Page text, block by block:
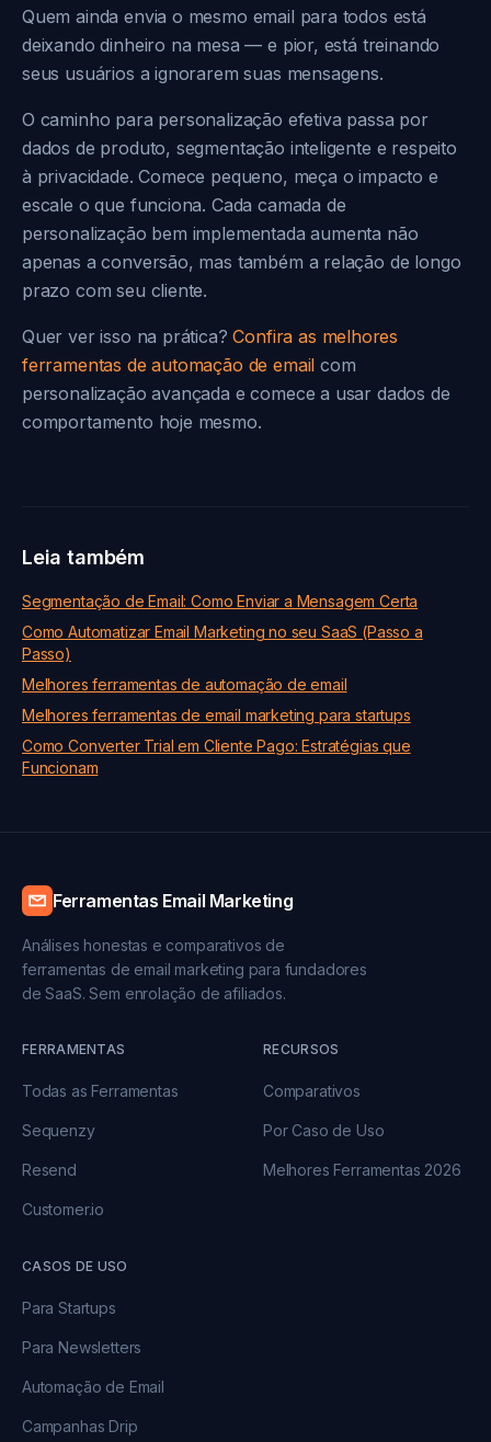
Quem ainda envia o mesmo email para todos está
deixando dinheiro na mesa — e pior, está treinando
seus usuários a ignorarem suas mensagens.
O caminho para personalização efetiva passa por
dados de produto, segmentação inteligente e respeito
à privacidade. Comece pequeno, meça o impacto e
escale o que funciona. Cada camada de
personalização bem implementada aumenta não
apenas a conversão, mas também a relação de longo
prazo com seu cliente.
Quer ver isso na prática?Confira as melhores
ferramentas de automação de email com
personalização avançada e comece a usar dados de
comportamento hoje mesmo.
Leia também
Segmentação de Email: Como Enviar a Mensagem Certa
Como Automatizar Email Marketing no seu SaaS (Passo a
Passo)
Melhores ferramentas de automação de email
Melhores ferramentas de email marketing para startups
Como Converter Trial em Cliente Pago: Estratégias que
Funcionam
Ferramentas Email Marketing
Análises honestas e comparativos de
ferramentas de email marketing para fundadores
de SaaS. Sem enrolação de afiliados.
FERRAMENTAS
Todas as Ferramentas
Sequenzy
Resend
Customer.io
RECURSOS
Comparativos
Por Caso de Uso
Melhores Ferramentas 2026
CASOS DE USO
Para Startups
Para Newsletters
Automação de Email
Campanhas Drip